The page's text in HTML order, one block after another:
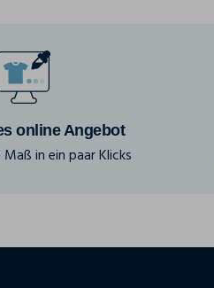
online Angebot
in ein paar Klicks